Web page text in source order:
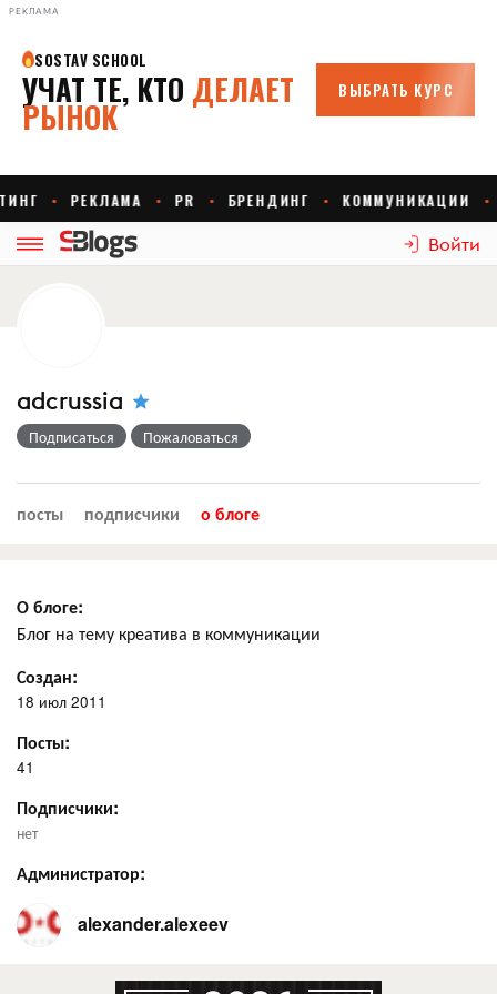
РЕКЛАМА
Войти
adcrussia
Подписаться Пожаловаться
посты подписчики о блоге
О блоге:
Блог на тему креатива в коммуникации
Создан:
18 июл 2011
Посты:
41
Подписчики:
нет
Администратор:
alexander.alexeev